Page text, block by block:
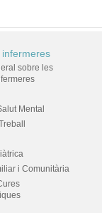
infermeres
sobre les
Mental
i Comunitària